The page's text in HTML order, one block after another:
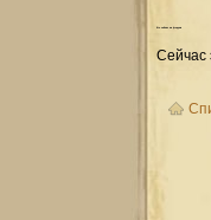
Кто сейчас на форуме
Сейчас